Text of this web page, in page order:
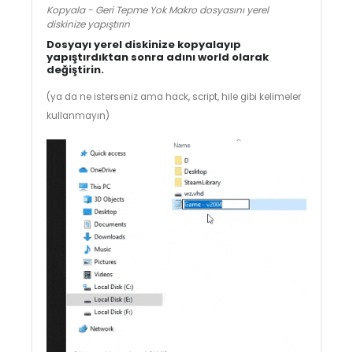
Kopyala - Geri Tepme Yok Makro dosyasını yerel
diskinize yapıştırın
Dosyayı yerel diskinize kopyalayıp
yapıştırdıktan sonra adını world olarak
değiştirin.
(ya da ne isterseniz ama hack, script, hile gibi kelimeler
kullanmayın)